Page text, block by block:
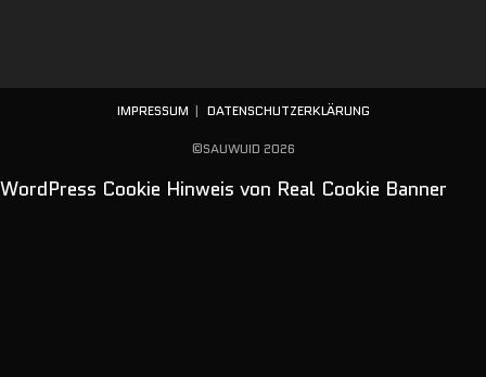
IMPRESSUM DATENSCHUTZERKLÄRUNG
©SAUWUID 2026
WordPress Cookie Hinweis von Real Cookie Banner